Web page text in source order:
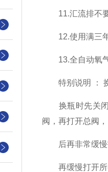
11.汇流排不要
12.使用满三年
13.全自动氧气
特别说明 ：
换瓶时先关闭
阀，再打开总阀，
后再非常缓慢
再缓慢打开所